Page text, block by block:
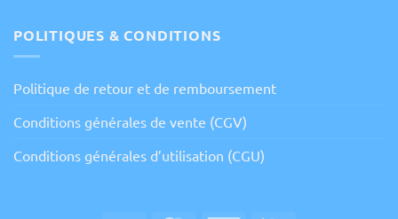
POLITIQUES & CONDITIONS
Politique de retour et de remboursement
Conditions générales de vente (CGV)
Conditions générales d’utilisation (CGU)